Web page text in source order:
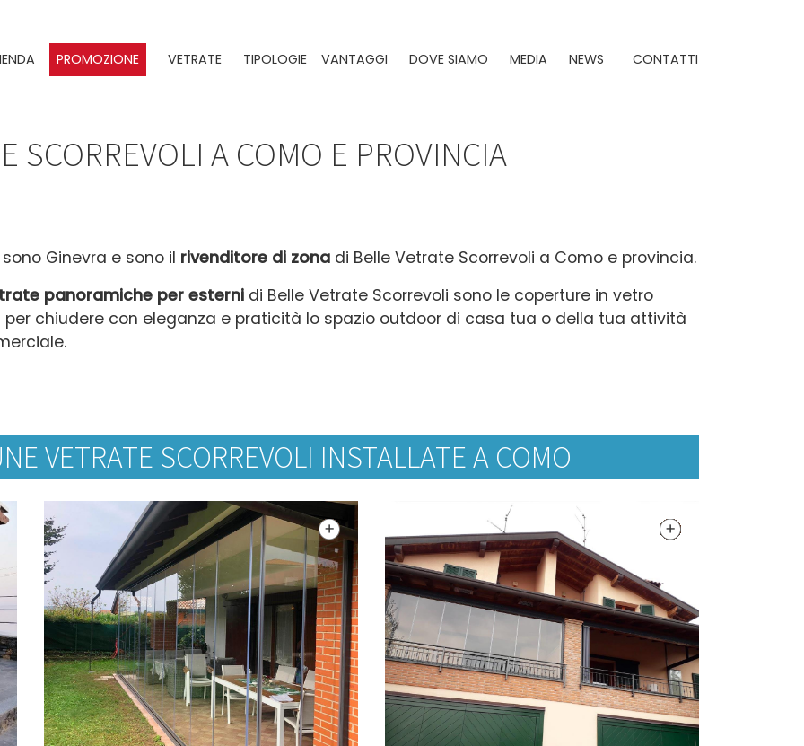
PROMOZIONE VETRATE TIPOLOGIE VANTAGGI DOVE SIAMO MEDIA NEWS CONTATTI
SCORREVOLI A COMO E PROVINCIA
Ginevra e sono il rivenditore di zona di Belle Vetrate Scorrevoli a Como e provincia.
panoramiche per esterni di Belle Vetrate Scorrevoli sono le coperture in vetro
per chiudere con eleganza e praticità lo spazio outdoor di casa tua o della tua attività
VETRATE SCORREVOLI INSTALLATE A COMO